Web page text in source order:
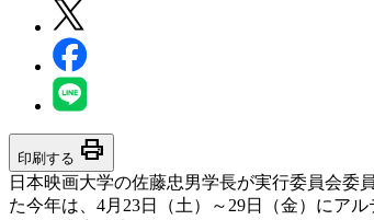
印刷する print
日本映画大学の佐藤忠男学長が実行委員会
た今年は、4月23日（土）～29日（金）にア